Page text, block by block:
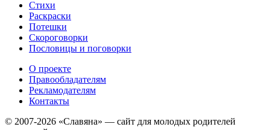
Стихи
Раскраски
Потешки
Скороговорки
Пословицы и поговорки
О проекте
Правообладателям
Рекламодателям
Контакты
© 2007-2026 «Славяна» — сайт для молодых родителей